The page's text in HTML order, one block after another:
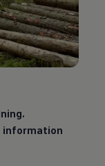
information